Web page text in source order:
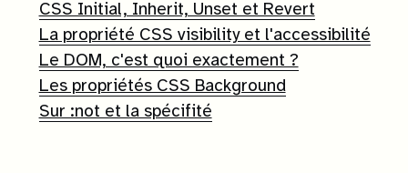
CSS Initial, Inherit, Unset et Revert
La propriété CSS visibility et l'accessibilité
Le DOM, c'est quoi exactement ?
Les propriétés CSS Background
Sur :not et la spécifité